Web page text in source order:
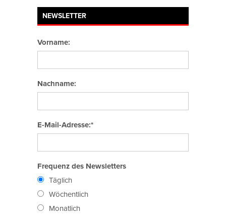
NEWSLETTER
Vorname:
Nachname:
E-Mail-Adresse:*
Frequenz des Newsletters
Täglich
Wöchentlich
Monatlich